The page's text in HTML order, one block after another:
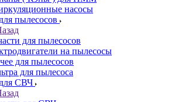
насосы
пылесосов
для пылесосов
на пылесосы
для пылесосов
для пылесоса
СВЧ